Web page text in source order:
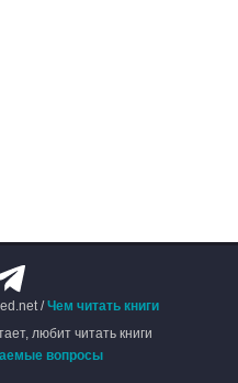
/Чем читать книги
любит читать книги
вопросы